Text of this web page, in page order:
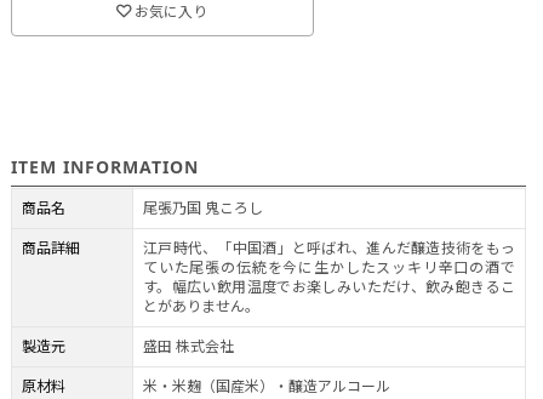
お気に入り
ITEM INFORMATION
商品名
尾張乃国 鬼ころし
商品詳細
江戸時代、「中国酒」と呼ばれ、進んだ醸造技術をもっ
ていた尾張の伝統を今に生かしたスッキリ辛口の酒で
す。幅広い飲用温度でお楽しみいただけ、飲み飽きるこ
とがありません。
製造元
盛田 株式会社
原材料
米・米麹（国産米）・醸造アルコール